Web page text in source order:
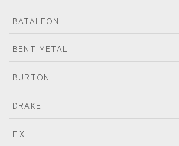
BATALEON
BENT METAL
BURTON
DRAKE
FIX